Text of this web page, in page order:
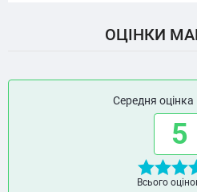
ОЦІНКИ
Середня
5
Всього